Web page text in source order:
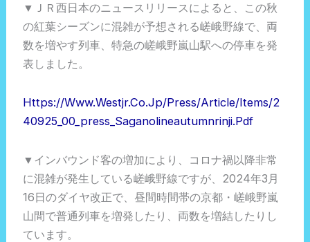
▼ＪＲ西日本のニュースリリースによると、この秋
の紅葉シーズンに混雑が予想される嵯峨野線で、両
数を増やす列車、特急の嵯峨野嵐山駅への停車を発
表しました。
Https://www.westjr.co.jp/press/article/items/2
40925_00_press_Saganolineautumnrinji.pdf
▼インバウンド客の増加により、コロナ禍以降非常
に混雑が発生している嵯峨野線ですが、2024年3月
16日のダイヤ改正で、昼間時間帯の京都・嵯峨野嵐
山間で普通列車を増発したり、両数を増結したりし
ています。